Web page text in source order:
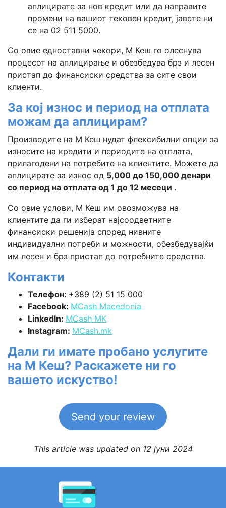
аплицирате за нов кредит или да направите
промени на вашиот тековен кредит, јавете ни
се на 02 511 5000.
Со овие едноставни чекори, М Кеш го олеснува
процесот на аплицирање и обезбедува брз и лесен
пристап до финансиски средства за сите свои
клиенти.
За кој износ и период на отплата
можам да аплицирам?
Производите на М Кеш нудат флексибилни опции за
износите на кредити и периодите на отплата,
прилагодени на потребите на клиентите. Можете да
аплицирате за износ од 5,000 до 150,000 денари
со период на отплата од 1 до 12 месеци .
Со овие услови, М Кеш им овозможува на
клиентите да ги изберат најсоодветните
финансиски решенија според нивните
индивидуални потреби и можности, обезбедувајќи
им лесен и брз пристап до потребните средства.
Контакти
Телефон: +389 (2) 51 15 000
Facebook: MCash Macedonia
LinkedIn: MCash MK
Instagram: MCash.mk
Дали ги имате пробано услугите
на М Кеш? Раскажете ни го
вашето искуство!
Send your review
This article was updated on 12 јуни 2024